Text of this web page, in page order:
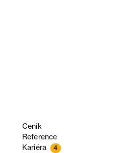
Ceník
Reference
Kariéra 4